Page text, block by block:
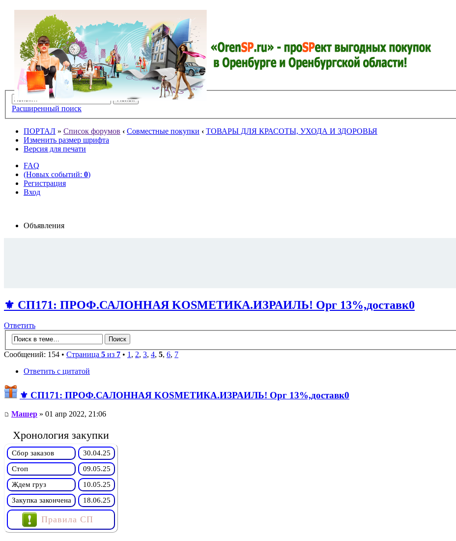
Расширенный поиск
ПОРТАЛ » Список форумов ‹ Совместные покупки ‹ ТОВАРЫ ДЛЯ КРАСОТЫ, УХОДА И ЗДОРОВЬЯ
Изменить размер шрифта
Версия для печати
FAQ
(Новых событий: 0)
Регистрация
Вход
Объявления
⚜️ СП171: ПРОФ.САЛОННАЯ KОSMЕТИКA.ИЗРАИЛЬ! Орг 13%,доставк0
Ответить
Сообщений: 154 • Страница 5 из 7 • 1 , 2, 3, 4, 5, 6, 7
Ответить с цитатой
⚜️ СП171: ПРОФ.САЛОННАЯ KОSMЕТИКA.ИЗРАИЛЬ! Орг 13%,доставк0
Машер » 01 апр 2022, 21:06
Хронология закупки
Сбор заказов
30.04.25
Стоп
09.05.25
Ждем груз
10.05.25
Закупка закончена
18.06.25
Правила СП